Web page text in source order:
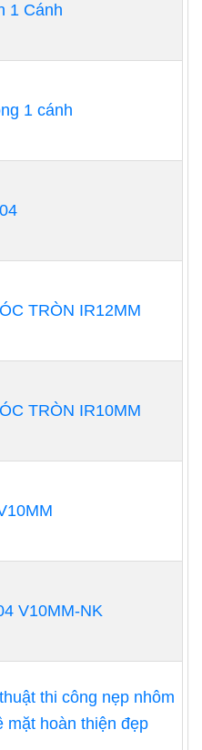
1 Cánh
1 cánh
TRÒN IR12MM
TRÒN IR10MM
V10MM-NK
thi công nẹp nhôm
mặt hoàn thiện đẹp